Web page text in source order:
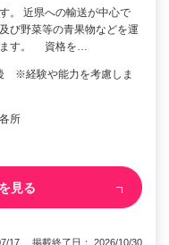
。 近県への輸送が中心で
び野菜等の青果物などを運
ます。 資格を…
※経験や能力を考慮しま
所
見る
17 掲載終了日： 2026/10/30